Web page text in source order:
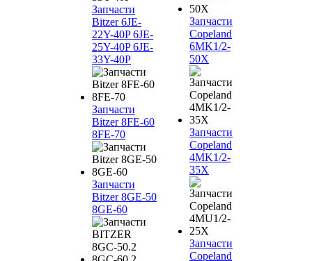
Запчасти
Bitzer 6JE-
22Y-40P 6JE-
25Y-40P 6JE-
33Y-40P
Запчасти
Bitzer 8FE-60
8FE-70
Запчасти
Bitzer 8GE-50
8GE-60
Запчасти
Copeland
6MK1/2-
50X
Запчасти
Copeland
4MK1/2-
35X
Запчасти
Copeland